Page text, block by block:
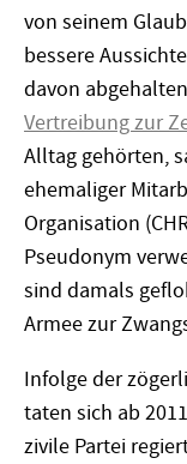
von seinem
bessere
davon
Vertreibung zur
Alltag gehörten,
ehemaliger
Organisation
Pseudonym
sind damals
Armee zur
Infolge der
taten sich ab
zivile Partei